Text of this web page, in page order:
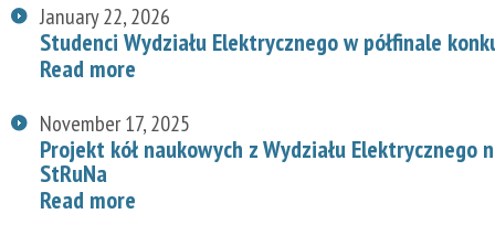
January 22, 2026
Studenci Wydziału Elektrycznego w półfinale
Read more
November 17, 2025
Projekt kół naukowych z Wydziału
StRuNa
Read more